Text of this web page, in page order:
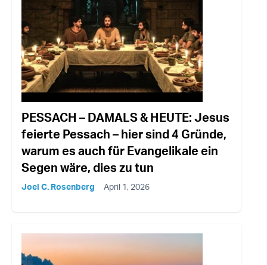
PESSACH – DAMALS & HEUTE: Jesus
feierte Pessach – hier sind 4 Gründe,
warum es auch für Evangelikale ein
Segen wäre, dies zu tun
Joel C. Rosenberg April 1, 2026